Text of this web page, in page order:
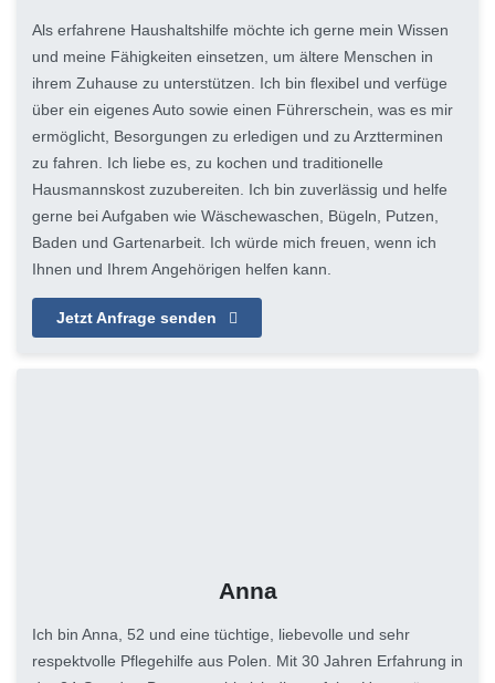
Als erfahrene Haushaltshilfe möchte ich gerne mein Wissen
und meine Fähigkeiten einsetzen, um ältere Menschen in
ihrem Zuhause zu unterstützen. Ich bin flexibel und verfüge
über ein eigenes Auto sowie einen Führerschein, was es mir
ermöglicht, Besorgungen zu erledigen und zu Arztterminen
zu fahren. Ich liebe es, zu kochen und traditionelle
Hausmannskost zuzubereiten. Ich bin zuverlässig und helfe
gerne bei Aufgaben wie Wäschewaschen, Bügeln, Putzen,
Baden und Gartenarbeit. Ich würde mich freuen, wenn ich
Ihnen und Ihrem Angehörigen helfen kann.
Jetzt Anfrage senden
Anna
Ich bin Anna, 52 und eine tüchtige, liebevolle und sehr
respektvolle Pflegehilfe aus Polen. Mit 30 Jahren Erfahrung in